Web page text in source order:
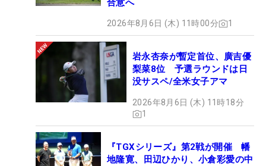
合意へ
2026年8月6日 (木) 11時00分 1
岩永杏奈が暫定首位、廣吉優
梨菜8位 予選ラウンドは日
没サスペ/全米女子アマ
2026年8月6日 (木) 11時18分
1
『TGXシリーズ』第2戦が開催 幡
地隆寛、田辺ひかり、小倉彩愛の中